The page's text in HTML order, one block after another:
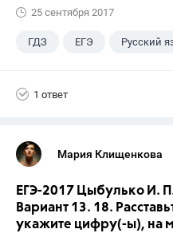
25 сентября 2017
ГДЗ ЕГЭ Русский
1 ответ
Мария Клищенкова
ЕГЭ-2017 Цыбулько И.
Вариант 13. 18.
укажите цифру(-ы), на